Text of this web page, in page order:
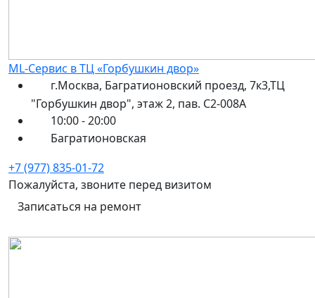
ML-Сервис в ТЦ «Горбушкин двор»
г.Москва, Багратионовский проезд, 7к3,ТЦ
"Горбушкин двор", этаж 2, пав. С2-008А
10:00 - 20:00
Багратионовская
+7 (977) 835-01-72
Пожалуйста, звоните перед визитом
Записаться на ремонт